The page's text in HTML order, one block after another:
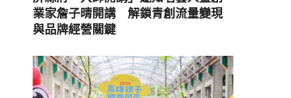
業家詹子晴開講 解鎖青創流量變現
與品牌經營關鍵